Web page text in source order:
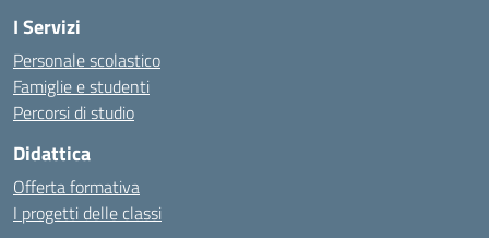
I Servizi
Personale scolastico
Famiglie e studenti
Percorsi di studio
Didattica
Offerta formativa
I progetti delle classi